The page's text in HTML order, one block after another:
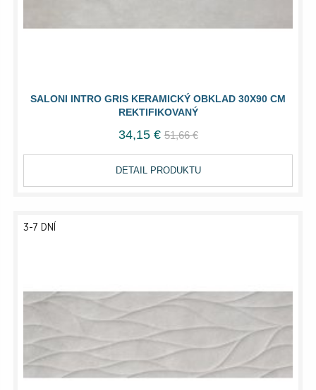
SALONI INTRO GRIS KERAMICKÝ OBKLAD 30X90 CM
REKTIFIKOVANÝ
34,15 € 51,66 €
DETAIL PRODUKTU
3-7 DNÍ